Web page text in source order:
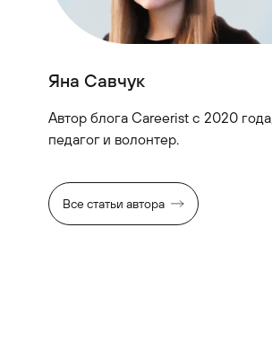
Яна Савчук
Автор блога Careerist с 2020 года,
педагог и волонтер.
Все статьи автора